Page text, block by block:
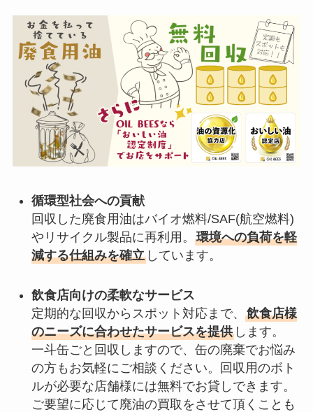
循環型社会への貢献
回収した廃食用油はバイオ燃料/SAF(航空燃料)
やリサイクル製品に再利用。 環境への負荷を軽
減する仕組みを確立しています。
飲食店向けの柔軟なサービス
定期的な回収からスポット対応まで、 飲食店様
のニーズに合わせたサービスを提供します。
一斗缶ごと回収しますので、缶の廃棄でお悩み
の方もお気軽にご相談ください。回収用のボト
ルが必要な店舗様には無料でお貸しできます。
ご要望に応じて廃油の買取をさせて頂くことも